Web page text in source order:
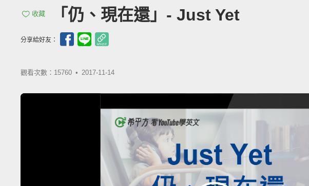
收藏 「仍、現在還」- Just Yet
分享給好友：
觀看次數：15760 • 2017-11-14